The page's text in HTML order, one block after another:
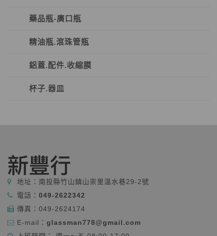
藥品瓶-廣口瓶
精油瓶.滾珠管瓶
鋁蓋.配件.收縮膜
杯子.器皿
地址： 南投縣竹山鎮山崇里溫水巷29-2號
電話： 049-2622342
傳真： 049-2624174
E-mail： glassman778@gmail.com